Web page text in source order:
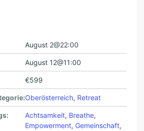
August 2@22:00
August 12@11:00
€599
Oberösterreich, Retreat
Achtsamkeit, Breathe,
Empowerment, Gemeinschaft,